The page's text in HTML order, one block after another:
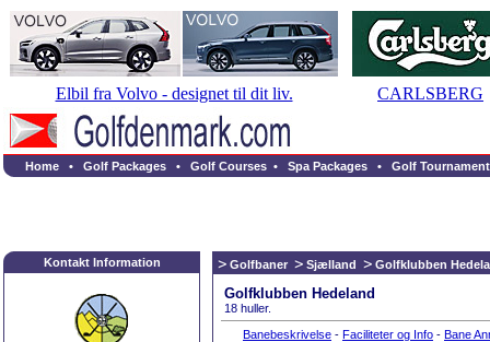
Elbil fra Volvo - designet til dit liv. CARLSBERG
Home • Golf Packages • Golf Courses • Spa Packages • Golf
Kontakt Information Golfbaner Sjælland Golfklubben
Golfklubben Hedeland
18 huller.
Banebeskrivelse - Faciliteter og Info - Bane